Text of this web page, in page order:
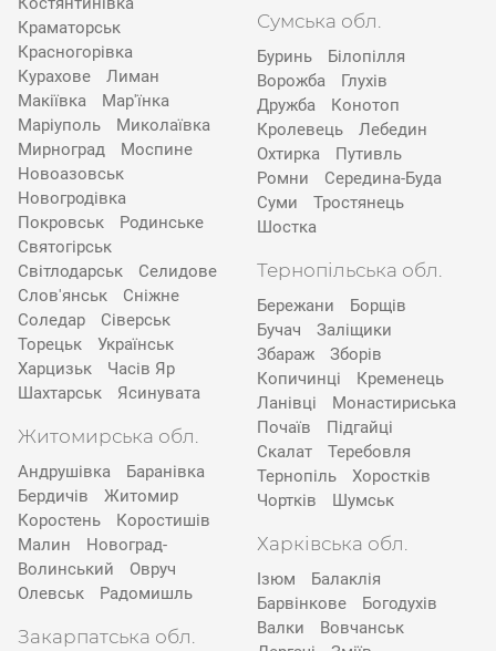
Краматорськ
Красногорівка
Курахове
Лиман
Макіївка
Мар'їнка
Маріуполь
Миколаївка
Мирноград
Моспине
Новоазовськ
Новогродівка
Покровськ
Родинське
Святогірськ
Світлодарськ
Селидове
Слов'янськ
Сніжне
Соледар
Сіверськ
Торецьк
Українськ
Харцизьк
Часів Яр
Шахтарськ
Ясинувата
Житомирська обл.
Андрушівка
Баранівка
Бердичів
Житомир
Коростень
Коростишів
Малин
Новоград-
Волинський
Овруч
Олевськ
Радомишль
Закарпатська обл.
Сумська обл.
Буринь
Білопілля
Ворожба
Глухів
Дружба
Конотоп
Кролевець
Лебедин
Охтирка
Путивль
Ромни
Середина-Буда
Суми
Тростянець
Шостка
Тернопільська обл.
Бережани
Борщів
Бучач
Заліщики
Збараж
Зборів
Копичинці
Кременець
Ланівці
Монастириська
Почаїв
Підгайці
Скалат
Теребовля
Тернопіль
Хоростків
Чортків
Шумськ
Харківська обл.
Ізюм
Балаклія
Барвінкове
Богодухів
Валки
Вовчанськ